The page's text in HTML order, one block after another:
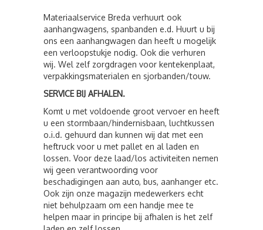
Materiaalservice Breda verhuurt ook
aanhangwagens, spanbanden e.d. Huurt u bij
ons een aanhangwagen dan heeft u mogelijk
een verloopstukje nodig. Ook die verhuren
wij. Wel zelf zorgdragen voor kentekenplaat,
verpakkingsmaterialen en sjorbanden/touw.
SERVICE BIJ AFHALEN.
Komt u met voldoende groot vervoer en heeft
u een stormbaan/hindernisbaan, luchtkussen
o.i.d. gehuurd dan kunnen wij dat met een
heftruck voor u met pallet en al laden en
lossen. Voor deze laad/los activiteiten nemen
wij geen verantwoording voor
beschadigingen aan auto, bus, aanhanger etc.
Ook zijn onze magazijn medewerkers echt
niet behulpzaam om een handje mee te
helpen maar in principe bij afhalen is het zelf